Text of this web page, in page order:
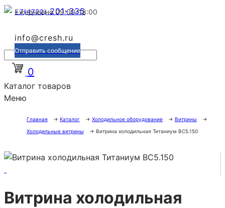
+7(4722)201-335
Ежедневно 09:00-18:00
info@cresh.ru
Отправить сообщение
0
Каталог товаров
Меню
Главная → Каталог → Холодильное оборудование → Витрины
→
Холодильные витрины
→ Витрина холодильная Титаниум ВС5.150
Витрина холодильная